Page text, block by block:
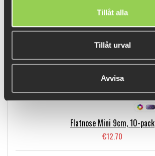
Tillåt alla
Tillåt urval
Avvisa
BESTSELLERS
Flatnose Mini 9cm, 10-pack
€12.70